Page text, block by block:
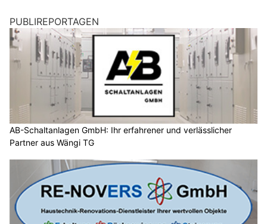
PUBLIREPORTAGEN
AB-Schaltanlagen GmbH: Ihr erfahrener und verlässlicher
Partner aus Wängi TG